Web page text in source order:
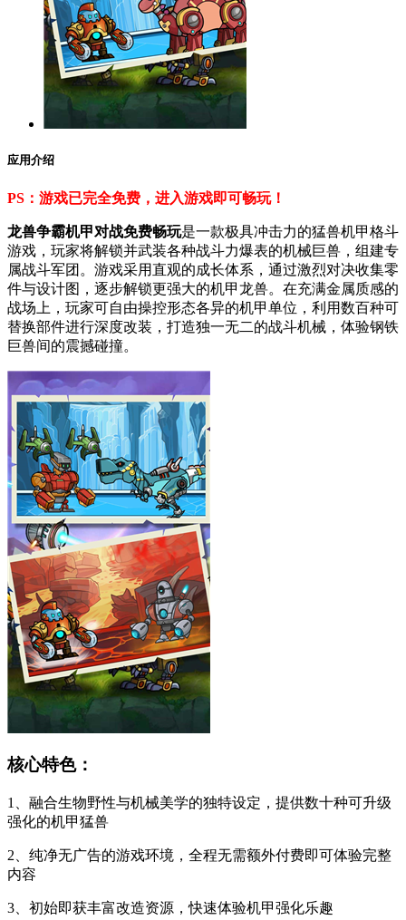
应用介绍
PS：游戏已完全免费，进入游戏即可畅玩！
龙兽争霸机甲对战免费畅玩是一款极具冲击力的猛兽机甲格斗
游戏，玩家将解锁并武装各种战斗力爆表的机械巨兽，组建专
属战斗军团。游戏采用直观的成长体系，通过激烈对决收集零
件与设计图，逐步解锁更强大的机甲龙兽。在充满金属质感的
战场上，玩家可自由操控形态各异的机甲单位，利用数百种可
替换部件进行深度改装，打造独一无二的战斗机械，体验钢铁
巨兽间的震撼碰撞。
核心特色：
1、融合生物野性与机械美学的独特设定，提供数十种可升级
强化的机甲猛兽
2、纯净无广告的游戏环境，全程无需额外付费即可体验完整
内容
3、初始即获丰富改造资源，快速体验机甲强化乐趣